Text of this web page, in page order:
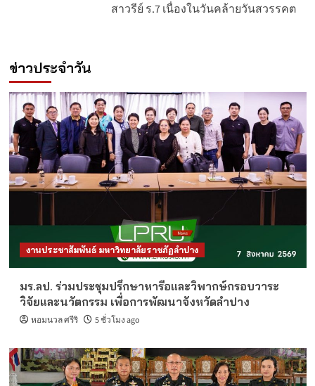
สาวรีย์ ร.7 เนื่องในวันคล้ายวันสวรรคต
ข่าวประจำวัน
งานประชาสัมพันธ์ มหาวิทยาลัยราชภัฏลำปาง
มร.ลป. ร่วมประชุมปรึกษาหารือและวิพากษ์กรอบวาระ
วิจัยและนวัตกรรม เพื่อการพัฒนาจังหวัดลำปาง
หอมนวล ศรีริ 5 ชั่วโมง ago